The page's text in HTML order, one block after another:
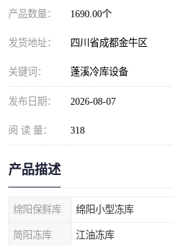
产品数量： 1690.00个
发货地址： 四川省成都金牛区
关键词： 蓬溪冷库设备
发布日期： 2026-08-07
阅 读 量： 318
产品描述
绵阳保鲜库 绵阳小型冻库
简阳冻库 江油冻库